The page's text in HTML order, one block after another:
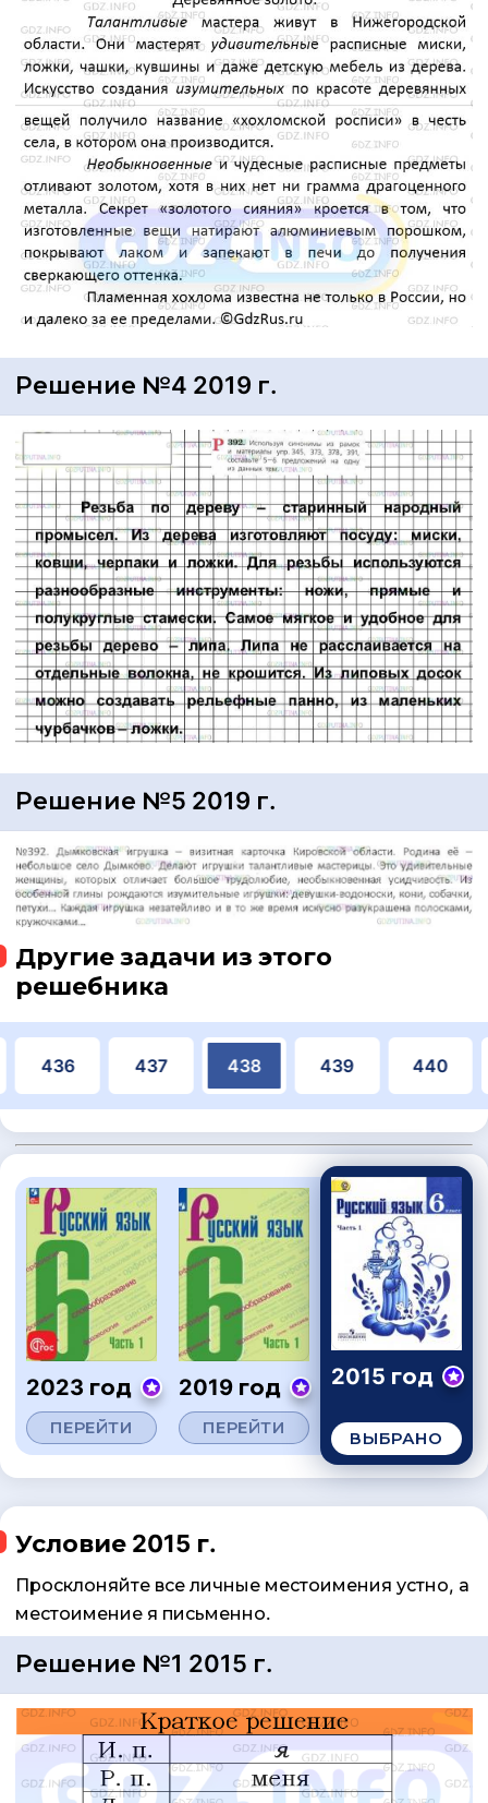
Решение №4 2019 г.
Решение №5 2019 г.
Другие задачи из этого
решебника
436 437 438 439 440
2023 год
ПЕРЕЙТИ
2019 год
ПЕРЕЙТИ
2015 год
ВЫБРАНО
Условие 2015 г.
Просклоняйте все личные местоимения устно, а
местоимение я письменно.
Решение №1 2015 г.